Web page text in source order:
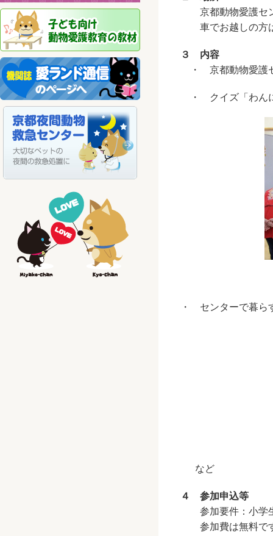
京都動物愛護セン
車でお越しの方は
３ 内容
・ 京都動物愛護セ
・ クイズ「わんに
・ センターで暮ら
など
４ 参加申込等
参加要件：小学生
参加費は無料で